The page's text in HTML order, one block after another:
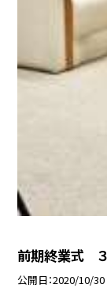
前期終業式 ３
公開日 2020/10/30